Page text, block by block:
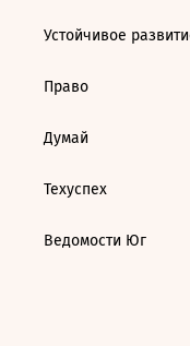
Устойчивое
Право
Думай
Техуспех
Ведомости Юг